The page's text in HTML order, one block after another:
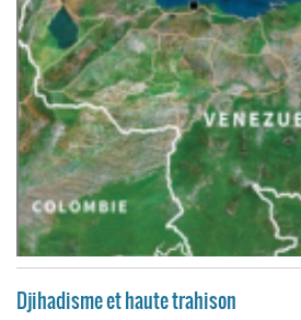
Djihadisme et haute trahison